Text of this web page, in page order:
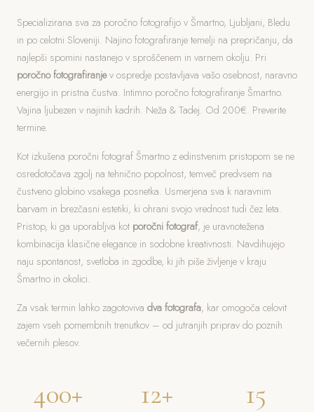
Specializirana sva za poročno fotografijo v Šmartno, Ljubljani, Bledu
in po celotni Sloveniji. Najino fotografiranje temelji na prepričanju, da
najlepši spomini nastanejo v sproščenem in varnem okolju. Pri
poročno fotografiranjev ospredje postavljava vašo osebnost, naravno
energijo in pristna čustva. Intimno poročno fotografiranje Šmartno.
Vajina ljubezen v najinih kadrih. Neža & Tadej. Od 200€. Preverite
termine.
Kot izkušena poročni fotograf Šmartno z edinstvenim pristopom se ne
osredotočava zgolj na tehnično popolnost, temveč predvsem na
čustveno globino vsakega posnetka. Usmerjena sva k naravnim
barvam in brezčasni estetiki, ki ohrani svojo vrednost tudi čez leta.
Pristop, ki ga uporabljva kot poročni fotograf, je uravnotežena
kombinacija klasične elegance in sodobne kreativnosti. Navdihujejo
naju spontanost, svetloba in zgodbe, ki jih piše življenje v kraju
Šmartno in okolici.
Za vsak termin lahko zagotoviva dva fotografa, kar omogoča celovit
zajem vseh pomembnih trenutkov – od jutranjih priprav do poznih
večernih plesov.
400+ 12+ 15